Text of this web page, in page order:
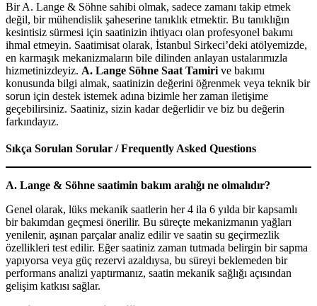
Bir A. Lange & Söhne sahibi olmak, sadece zamanı takip etmek
değil, bir mühendislik şaheserine tanıklık etmektir. Bu tanıklığın
kesintisiz sürmesi için saatinizin ihtiyacı olan profesyonel bakımı
ihmal etmeyin. Saatimisat olarak, İstanbul Sirkeci’deki atölyemizde,
en karmaşık mekanizmaların bile dilinden anlayan ustalarımızla
hizmetinizdeyiz. A. Lange Söhne Saat Tamiri ve bakımı
konusunda bilgi almak, saatinizin değerini öğrenmek veya teknik bir
sorun için destek istemek adına bizimle her zaman iletişime
geçebilirsiniz. Saatiniz, sizin kadar değerlidir ve biz bu değerin
farkındayız.
Sıkça Sorulan Sorular / Frequently Asked Questions
A. Lange & Söhne saatimin bakım aralığı ne olmalıdır?
Genel olarak, lüks mekanik saatlerin her 4 ila 6 yılda bir kapsamlı
bir bakımdan geçmesi önerilir. Bu süreçte mekanizmanın yağları
yenilenir, aşınan parçalar analiz edilir ve saatin su geçirmezlik
özellikleri test edilir. Eğer saatiniz zaman tutmada belirgin bir sapma
yapıyorsa veya güç rezervi azaldıysa, bu süreyi beklemeden bir
performans analizi yaptırmanız, saatin mekanik sağlığı açısından
gelişim katkısı sağlar.